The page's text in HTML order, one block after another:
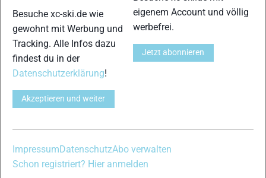
Besuche xc-ski.de wie
gewohnt mit Werbung und
Tracking. Alle Infos dazu
findest du in der
Datenschutzerklärung!
Akzeptieren und weiter
eigenem Account und völlig
werbefrei.
Jetzt abonnieren
Impressum DatenschutzAbo verwalten
Schon registriert? Hier anmelden